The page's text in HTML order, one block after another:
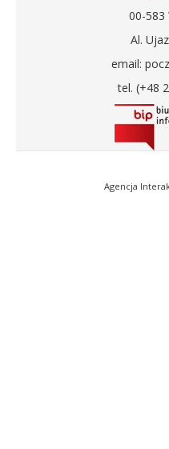
00-583
Al.
email:
tel. (+48
Agencja